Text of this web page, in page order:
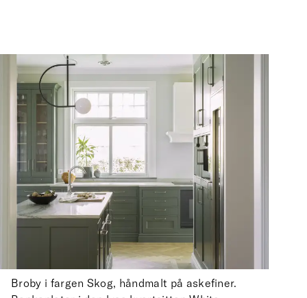
Broby i fargen Skog, håndmalt på askefiner.